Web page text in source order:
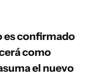
es confirmado
como
el nuevo